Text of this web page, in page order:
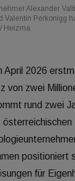
Alexander
Valentin Perkonigg
Heizma
April 2026
von zwei
rund zwei
österreichischen
positioniert
für